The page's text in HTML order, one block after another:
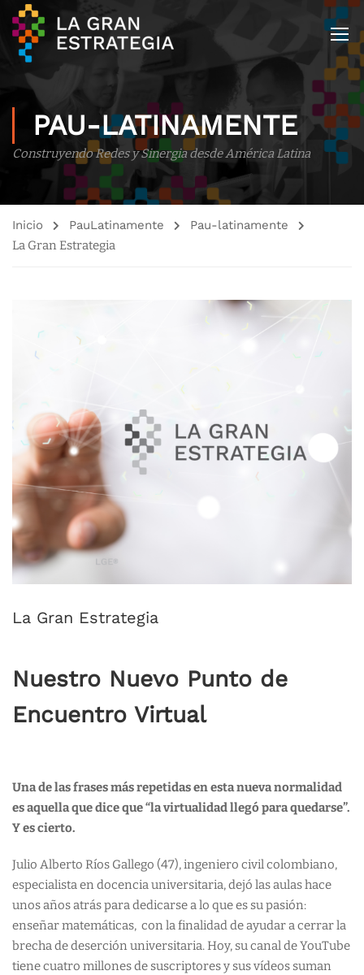
PAU-LATINAMENTE
Construyendo Redes y Sinergia desde América Latina
Inicio PauLatinamente
Pau-latinamente
La Gran Estrategia
La Gran Estrategia
Nuestro Nuevo Punto de
Encuentro Virtual
Una de las frases más repetidas en esta nueva normalidad
es aquella que dice que “la virtualidad llegó para quedarse”.
Y es cierto.
Julio Alberto Ríos Gallego (47), ingeniero civil colombiano,
especialista en docencia universitaria, dejó las aulas hace
unos años atrás para dedicarse a lo que es su pasión:
enseñar matemáticas, con la finalidad de ayudar a cerrar la
brecha de deserción universitaria. Hoy, su canal de YouTube
tiene cuatro millones de suscriptores y sus vídeos suman